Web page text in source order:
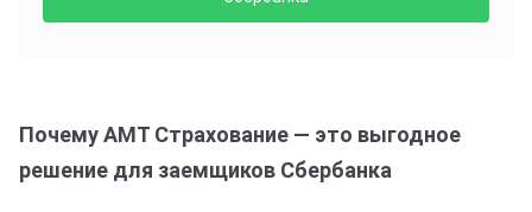
Почему АМТ Страхование — это выгодное
решение для заемщиков Сбербанка